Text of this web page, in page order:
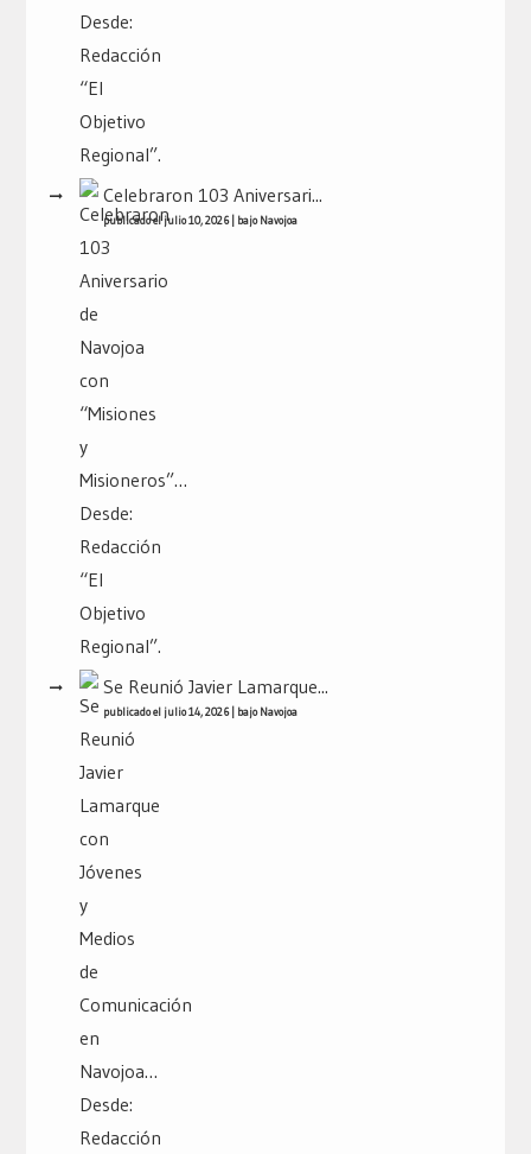
Celebraron 103 Aniversari...
publicado el julio 10, 2026| bajoNavojoa
Se Reunió Javier Lamarque...
publicado el julio 14, 2026| bajoNavojoa